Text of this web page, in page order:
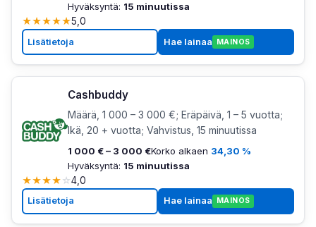
Hyväksyntä: 15 minuutissa
★★★★★5,0
Lisätietoja Hae lainaa MAINOS
Cashbuddy
Määrä, 1 000 – 3 000 €; Eräpäivä, 1 – 5 vuotta;
Ikä, 20 + vuotta; Vahvistus, 15 minuutissa
1 000 € – 3 000 €Korko alkaen 34,30 %
Hyväksyntä: 15 minuutissa
★★★★☆4,0
Lisätietoja Hae lainaa MAINOS